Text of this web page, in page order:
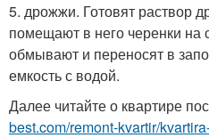
5. дрожжи. Готовят раствор
помещают в него черенки на
обмывают и переносят в
емкость с водой.
Далее читайте о квартире
best.com/remont-kvartir/